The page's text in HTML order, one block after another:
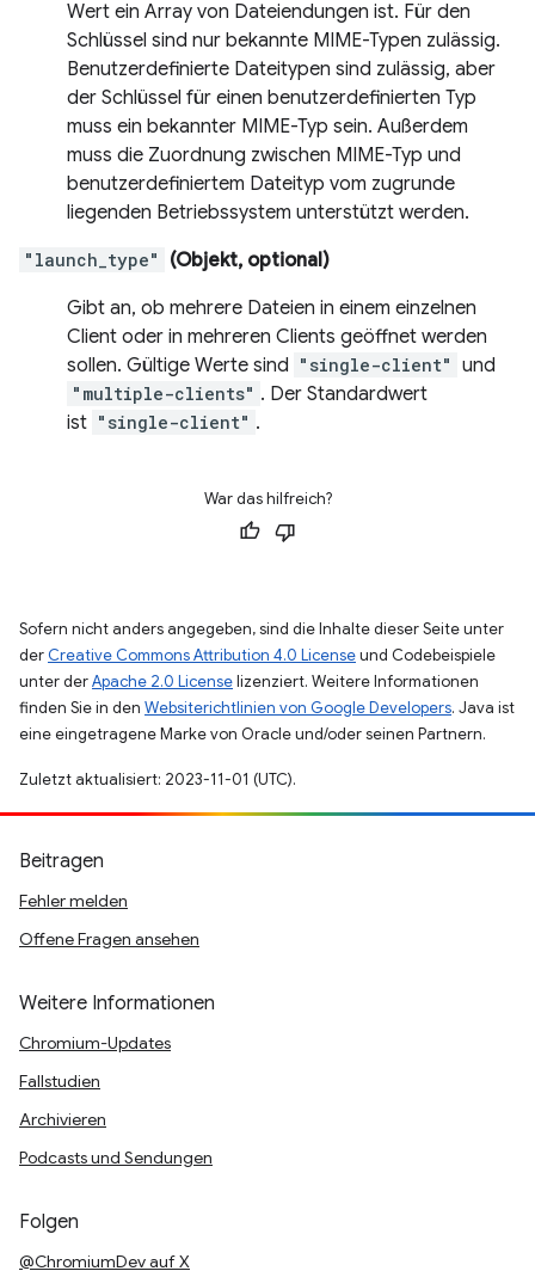
Wert ein Array von Dateiendungen ist. Für den
Schlüssel sind nur bekannte MIME-Typen zulässig.
Benutzerdefinierte Dateitypen sind zulässig, aber
der Schlüssel für einen benutzerdefinierten Typ
muss ein bekannter MIME-Typ sein. Außerdem
muss die Zuordnung zwischen MIME-Typ und
benutzerdefiniertem Dateityp vom zugrunde
liegenden Betriebssystem unterstützt werden.
"launch_type"
(Objekt, optional)
Gibt an, ob mehrere Dateien in einem einzelnen
Client oder in mehreren Clients geöffnet werden
sollen. Gültige Werte sind "single-client" und
"multiple-clients" . Der Standardwert
ist "single-client" .
War das hilfreich?
Sofern nicht anders angegeben, sind die Inhalte dieser Seite unter
der Creative Commons Attribution 4.0 Licenseund Codebeispiele
unter derApache 2.0 Licenselizenziert. Weitere Informationen
finden Sie in den Websiterichtlinien von Google Developers. Java ist
eine eingetragene Marke von Oracle und/oder seinen Partnern.
Zuletzt aktualisiert: 2023-11-01 (UTC).
Beitragen
Fehler melden
Offene Fragen ansehen
Weitere Informationen
Chromium-Updates
Fallstudien
Archivieren
Podcasts und Sendungen
Folgen
@ChromiumDev auf X